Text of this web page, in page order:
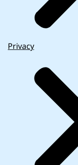
Privacy